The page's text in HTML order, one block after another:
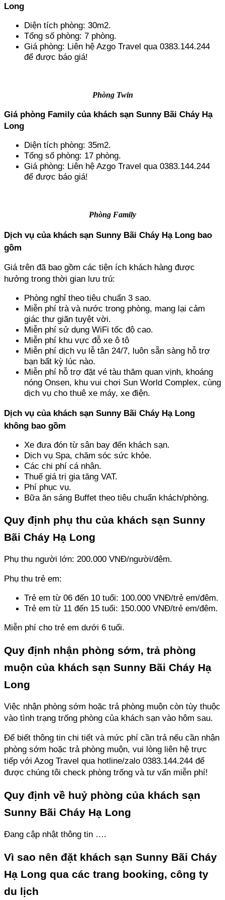
Long
Diện tích phòng: 30m2.
Tổng số phòng: 7 phòng.
Giá phòng: Liên hệ Azgo Travel qua 0383.144.244
để được báo giá!
Phòng Twin
Giá phòng Family của khách sạn Sunny Bãi Cháy Hạ
Long
Diện tích phòng: 35m2.
Tổng số phòng: 17 phòng.
Giá phòng: Liên hệ Azgo Travel qua 0383.144.244
để được báo giá!
Phòng Family
Dịch vụ của khách sạn Sunny Bãi Cháy Hạ Long bao
gồm
Giá trên đã bao gồm các tiện ích khách hàng được
hưởng trong thời gian lưu trú:
Phòng nghỉ theo tiêu chuẩn 3 sao.
Miễn phí trà và nước trong phòng, mang lại cảm
giác thư giãn tuyệt vời.
Miễn phí sử dụng WiFi tốc độ cao.
Miễn phí khu vực đỗ xe ô tô
Miễn phí dịch vụ lễ tân 24/7, luôn sẵn sàng hỗ trợ
bạn bất kỳ lúc nào.
Miễn phí hỗ trợ đặt vé tàu thăm quan vịnh, khoáng
nóng Onsen, khu vui chơi Sun World Complex, cùng
dịch vụ cho thuê xe máy, xe điện.
Dịch vụ của khách sạn Sunny Bãi Cháy Hạ Long
không bao gồm
Xe đưa đón từ sân bay đến khách sạn.
Dịch vụ Spa, chăm sóc sức khỏe.
Các chi phí cá nhân.
Thuế giá trị gia tăng VAT.
Phí phục vụ.
Bữa ăn sáng Buffet theo tiêu chuẩn khách/phòng.
Quy định phụ thu của khách sạn Sunny
Bãi Cháy Hạ Long
Phụ thu người lớn: 200.000 VNĐ/người/đêm.
Phụ thu trẻ em:
Trẻ em từ 06 đến 10 tuổi: 100.000 VNĐ/trẻ em/đêm.
Trẻ em từ 11 đến 15 tuổi: 150.000 VNĐ/trẻ em/đêm.
Miễn phí cho trẻ em dưới 6 tuổi.
Quy định nhận phòng sớm, trả phòng
muộn của khách sạn Sunny Bãi Cháy Hạ
Long
Việc nhận phòng sớm hoặc trả phòng muộn còn tùy thuộc
vào tình trạng trống phòng của khách sạn vào hôm sau.
Để biết thông tin chi tiết và mức phí cần trả nếu cần nhận
phòng sớm hoặc trả phòng muộn, vui lòng liên hệ trực
tiếp với Azog Travel qua hotline/zalo 0383.144.244 để
được chúng tôi check phòng trống và tư vấn miễn phí!
Quy định về huỷ phòng của khách sạn
Sunny Bãi Cháy Hạ Long
Đang cập nhật thông tin ….
Vì sao nên đặt khách sạn Sunny Bãi Cháy
Hạ Long qua các trang booking, công ty
du lịch